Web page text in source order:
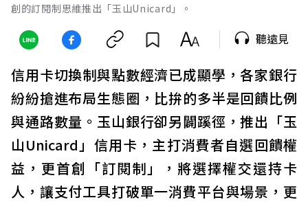
創的訂閱制思維推出「玉山Unicard」。
聽遠見
信用卡切換制與點數經濟已成顯學，各家銀行
紛紛搶進布局生態圈，比拚的多半是回饋比例
與通路數量。玉山銀行卻另闢蹊徑，推出「玉
山Unicard」信用卡，主打消費者自選回饋權
益，更首創「訂閱制」，將選擇權交還持卡
人，讓支付工具打破單一消費平台與場景，更